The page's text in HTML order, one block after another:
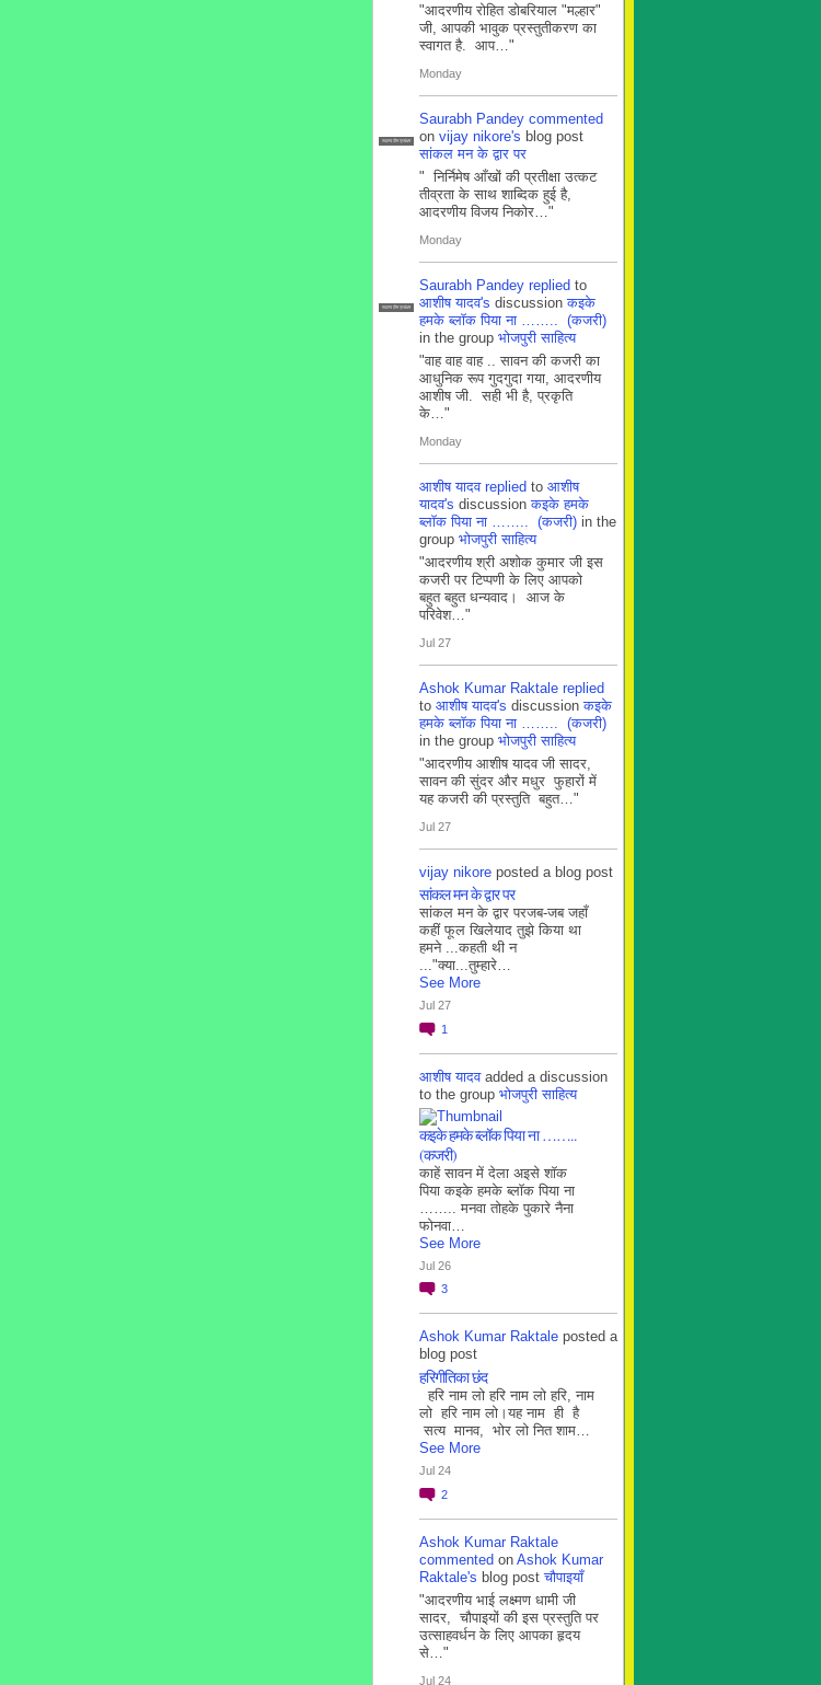
"आदरणीय रोहित डोबरियाल "मल्हार"
जी, आपकी भावुक प्रस्तुतीकरण का
स्वागत है. आप…"
Monday
सदस्य टीम प्रबंधन
Saurabh Pandey commented
on vijay nikore's blog post
सांकल मन के द्वार पर
" निर्निमेष आँखों की प्रतीक्षा उत्कट
तीव्रता के साथ शाब्दिक हुई है,
आदरणीय विजय निकोर…"
Monday
सदस्य टीम प्रबंधन
Saurabh Pandey replied to
आशीष यादव's discussionकइके
हमके ब्लाॅक पिया ना …….. (कजरी)
in the group भोजपुरी साहित्य
"वाह वाह वाह .. सावन की कजरी का
आधुनिक रूप गुदगुदा गया, आदरणीय
आशीष जी. सही भी है, प्रकृति
के…"
Monday
आशीष यादव replied to आशीष
यादव's discussionकइके हमके
ब्लाॅक पिया ना …….. (कजरी) in the
group भोजपुरी साहित्य
"आदरणीय श्री अशोक कुमार जी इस
कजरी पर टिप्पणी के लिए आपको
बहुत बहुत धन्यवाद। आज के
परिवेश…"
Jul 27
Ashok Kumar Raktale replied
to आशीष यादव's discussionकइके
हमके ब्लाॅक पिया ना …….. (कजरी)
in the group भोजपुरी साहित्य
"आदरणीय आशीष यादव जी सादर,
सावन की सुंदर और मधुर फुहारों में
यह कजरी की प्रस्तुति बहुत…"
Jul 27
vijay nikore posted a blog post
सांकल मन के द्वार पर
सांकल मन के द्वार परजब-जब जहाँ
कहीं फूल खिलेयाद तुझे किया था
हमने ...कहती थी न
..."क्या...तुम्हारे…
See More
Jul 27
1
आशीष यादवadded a discussion
to the group भोजपुरी साहित्य
कइके हमके ब्लाॅक पिया ना ……..
(कजरी)
काहें सावन में देला अइसे शॉक
पिया कइके हमके ब्लाॅक पिया ना
…….. मनवा तोहके पुकारे नैना
फोनवा…
See More
Jul 26
3
Ashok Kumar Raktale posted a
blog post
हरिगीतिका छंद
हरि नाम लो हरि नाम लो हरि, नाम
लो हरि नाम लो।यह नाम ही है
सत्य मानव, भोर लो नित शाम…
See More
Jul 24
2
Ashok Kumar Raktale
commented on Ashok Kumar
Raktale's blog postचौपाइयाँ
"आदरणीय भाई लक्ष्मण धामी जी
सादर, चौपाइयों की इस प्रस्तुति पर
उत्साहवर्धन के लिए आपका हृदय
से…"
Jul 24